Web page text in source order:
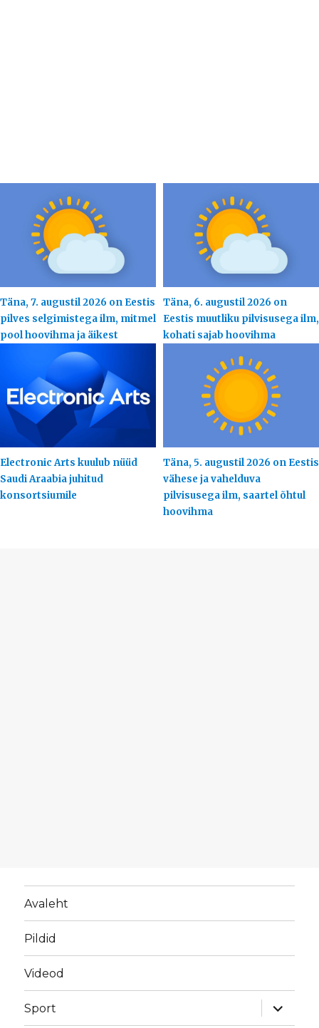
Täna, 7. augustil 2026 on Eestis
pilves selgimistega ilm, mitmel
pool hoovihma ja äikest
Täna, 6. augustil 2026 on
Eestis muutliku pilvisusega ilm,
kohati sajab hoovihma
Electronic Arts kuulub nüüd
Saudi Araabia juhitud
konsortsiumile
Täna, 5. augustil 2026 on Eestis
vähese ja vahelduva
pilvisusega ilm, saartel õhtul
hoovihma
Avaleht
Pildid
Videod
Sport
laienda